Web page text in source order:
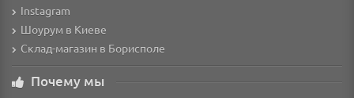
Instagram
Шоурум в Киеве
Склад-магазин в Борисполе
Почему мы